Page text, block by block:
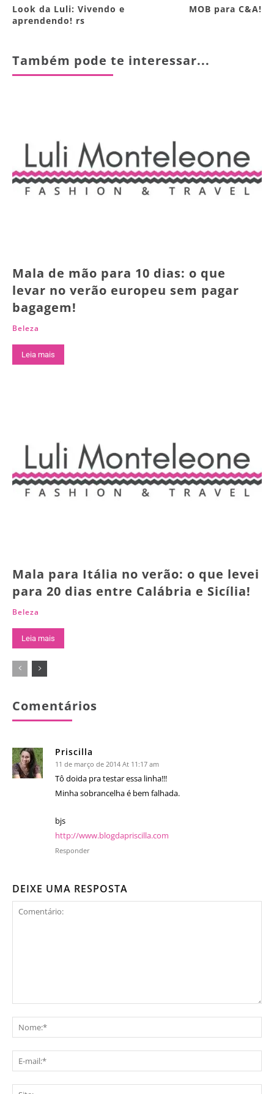
Look da Luli: Vivendo e
aprendendo! rs
MOB para C&A!
Também pode te interessar...
Mala de mão para 10 dias: o que
levar no verão europeu sem pagar
bagagem!
Beleza
Leia mais
Mala para Itália no verão: o que levei
para 20 dias entre Calábria e Sicília!
Beleza
Leia mais
Comentários
Priscilla
11 de março de 2014 At 11:17 am
Tô doida pra testar essa linha!!!
Minha sobrancelha é bem falhada.
bjs
http://www.blogdapriscilla.com
Responder
DEIXE UMA RESPOSTA